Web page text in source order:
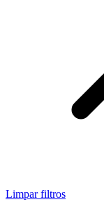
Limpar filtros